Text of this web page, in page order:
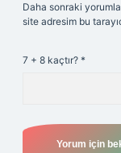
Daha sonraki
site adresim bu
7 + 8 kaçtır? *